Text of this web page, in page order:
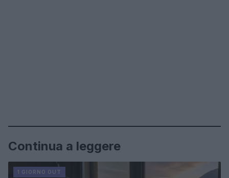
Continua a leggere
1 GIORNO OUT